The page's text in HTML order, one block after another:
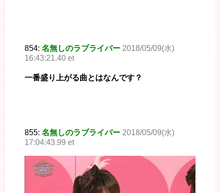
854: 名無しのラブライバー 2018/05/09(水)
16:43:21.40 et
一番盛り上がる曲とはなんです？
855: 名無しのラブライバー 2018/05/09(水)
17:04:43.99 et